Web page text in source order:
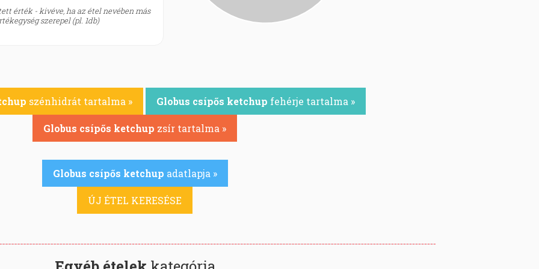
érték - kivéve, ha az étel nevében más
szerepel (pl. 1db)
szénhidrát tartalma » Globus csípős ketchup fehérje tartalma »
Globus csípős ketchup zsír tartalma »
Globus csípős ketchup adatlapja »
ÚJ ÉTEL KERESÉSE